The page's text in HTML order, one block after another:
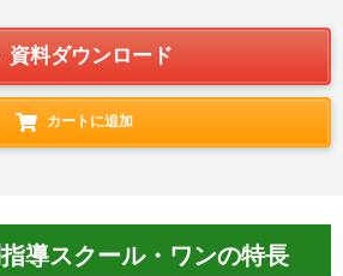
資料ダウンロード
カートに追加
導スクール・ワンの特長